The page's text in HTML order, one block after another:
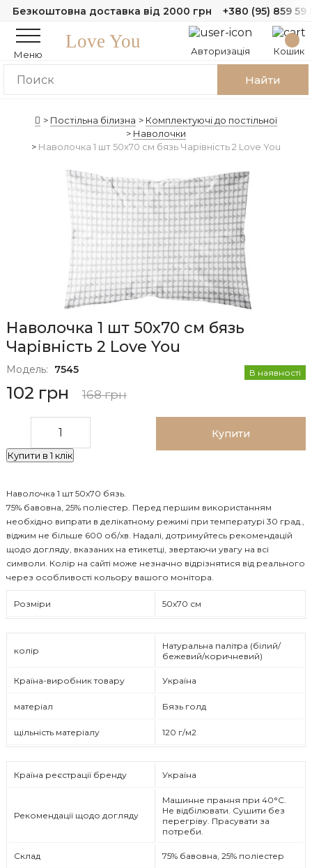
Безкоштовна доставка від 2000 грн +380 (95) 859 59
Меню
Love You Авторизація Кошик
Найти
Постільна білизна
Комплектуючі до постільної
Наволочки
Наволочка 1 шт 50x70 см бязь Чарівність 2 Love You
Наволочка 1 шт 50x70 см бязь
Чарівність 2 Love You
Модель: 7545 В наявності
102 грн 168 грн
Купити
Купити в 1 клік
Розміри 50х70 см
колір
Натуральна палітра (білий/
бежевий/коричневий)
Країна-виробник товару Україна
матеріал Бязь голд
щільність матеріалу 120 г/м2
Країна реєстрації бренду Україна
Рекомендації щодо догляду
Машинне прання при 40°C.
Не відбілювати. Сушити без
перегріву. Прасувати за
потреби.
Склад 75% бавовна, 25% поліестер
Наволочка 1 шт 50x70 бязь.
75% бавовна, 25% поліестер. Перед першим використанням
необхідно випрати в делікатному режимі при температурі 30 град.,
віджим не більше 600 об/хв. Надалі, дотримуйтесь рекомендацій
щодо догляду, вказаних на етикетці, звертаючи увагу на всі
символи. Колір на сайті може незначно відрізнятися від реального
через особливості кольору вашого монітора.